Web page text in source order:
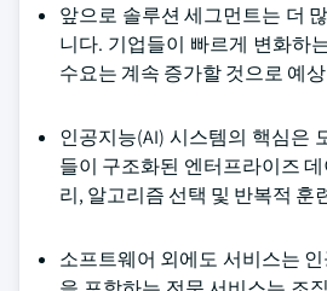
앞으로 솔루션 세그먼트는 더
니다. 기업들이 빠르게 변화하
수요는 계속 증가할 것으로 예
인공지능(AI) 시스템의 핵심은
들이 구조화된 엔터프라이즈
리, 알고리즘 선택 및 반복적
소프트웨어 외에도 서비스는